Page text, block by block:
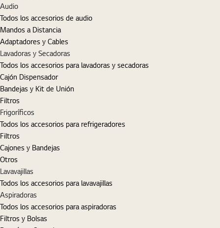
Audio
Todos los accesorios de audio
Mandos a Distancia
Adaptadores y Cables
Lavadoras y Secadoras
Todos los accesorios para lavadoras y secadoras
Cajón Dispensador
Bandejas y Kit de Unión
Filtros
Frigoríficos
Todos los accesorios para refrigeradores
Filtros
Cajones y Bandejas
Otros
Lavavajillas
Todos los accesorios para lavavajillas
Aspiradoras
Todos los accesorios para aspiradoras
Filtros y Bolsas